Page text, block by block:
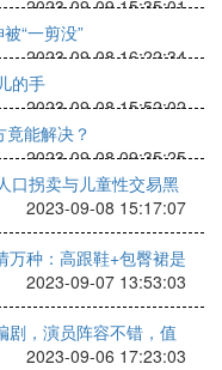
2023-09-09 15:35:01
“一剪没”
2023-09-08 16:22:34
的手
2023-09-08 15:52:02
能解决？
2023-09-08 09:35:25
口拐卖与儿童性交易黑
2023-09-08 15:17:07
万种：高跟鞋+包臀裙是
2023-09-07 13:53:03
剧，演员阵容不错，值
2023-09-06 17:23:03